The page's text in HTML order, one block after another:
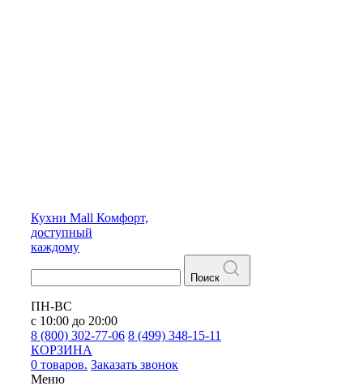
Кухни Mall Комфорт,
доступный
каждому
Поиск
ПН-ВС
с 10:00 до 20:00
8 (800) 302-77-06 8 (499) 348-15-11
КОРЗИНА
0 товаров. Заказать звонок
Меню